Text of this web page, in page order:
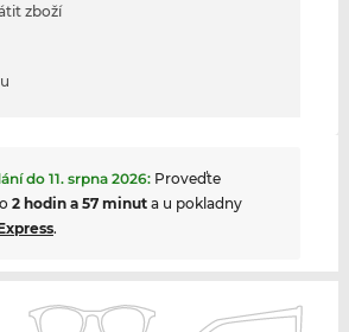
zboží
do11. srpna 2026: Proveďte
2 hodin a 57 minuta u pokladny
.